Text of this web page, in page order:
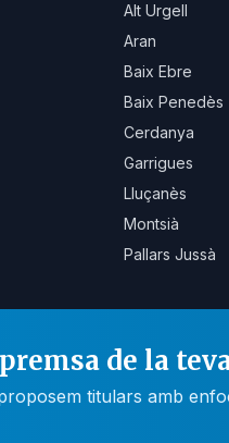
Alt Urgell
Aran
Baix Ebre
Baix Penedès
Cerdanya
Garrigues
Lluçanès
Montsià
Pallars Jussà
de la
titulars amb